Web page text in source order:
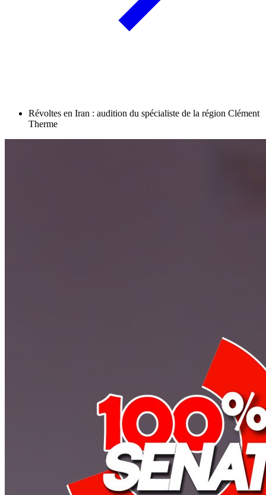
Révoltes en Iran : audition du spécialiste de la région Clément
Therme